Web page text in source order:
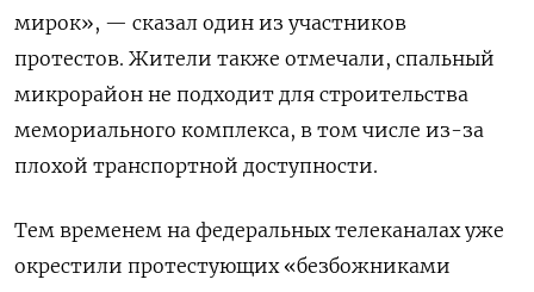
мирок», — сказал один из участников
протестов. Жители также отмечали, спальный
микрорайон не подходит для строительства
мемориального комплекса, в том числе из-за
плохой транспортной доступности.
Тем временем на федеральных телеканалах уже
окрестили протестующих «безбожниками